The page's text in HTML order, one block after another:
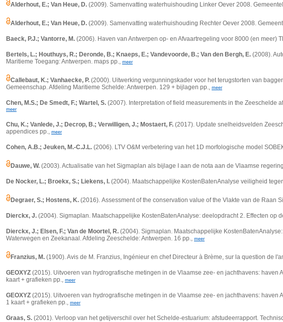
Alderhout, E.; Van Heue, D. (2009). Samenvatting waterhuishouding Linker Oever 2008.
Alderhout, E.; Van Heue, D. (2009). Samenvatting waterhuishouding Rechter Oever 2008.
Baeck, P.J.; Vantorre, M. (2006). Haven van Antwerpen op- en Afvaartregeling voor 8000 (en meer)
Bertels, L.; Houthuys, R.; Deronde, B.; Knaeps, E.; Vandevoorde, B.; Van den Bergh, E. (2008).
Maritieme Toegang: Antwerpen. maps pp.,
meer
Callebaut, K.; Vanhaecke, P. (2000). Uitwerking vergunningskader voor het terugstorten van
Gemeenschap. Afdeling Maritieme Schelde: Antwerpen. 129 + bijlagen pp.,
meer
Chen, M.S.; De Smedt, F.; Wartel, S. (2007). Interpretation of field measurements in the Zeeschelde
meer
Chu, K.; Vanlede, J.; Decrop, B.; Verwilligen, J.; Mostaert, F. (2017). Update snelheidsvelden
appendices pp.,
meer
Cohen, A.B.; Jeuken, M.-C.J.L. (2006). LTV O&M verbetering van het 1D morfologische model
Dauwe, W. (2003). Actualisatie van het Sigmaplan als bijlage I aan de nota aan de Vlaamse
De Nocker, L.; Broekx, S.; Liekens, I. (2004). Maatschappelijke KostenBatenAnalyse veiligheid
Degraer, S.; Hostens, K. (2016). Assessment of the conservation value of the Vlakte van de Raan
Dierckx, J. (2004). Sigmaplan. Maatschappelijke KostenBatenAnalyse: deelopdracht 2. Effecten op
Dierckx, J.; Elsen, F.; Van de Moortel, R. (2004). Sigmaplan. Maatschappelijke
Waterwegen en Zeekanaal. Afdeling Zeeschelde: Antwerpen. 16 pp.,
meer
Franzius, M. (1900). Avis de M. Franzius, Ingénieur en chef Directeur à Brème, sur la question de
GEOXYZ (2015). Uitvoeren van hydrografische metingen in de Vlaamse zee- en jachthavens:
kaart + grafieken pp.,
meer
GEOXYZ (2015). Uitvoeren van hydrografische metingen in de Vlaamse zee- en jachthavens:
1 kaart + grafieken pp.,
meer
Graas, S. (2001). Verloop van het getijverschil over het Schelde-estuarium: afstudeerrapport.